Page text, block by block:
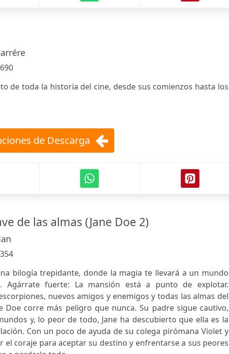
690
de toda la historia del cine, desde sus comienzos hasta los
de Descarga
de las almas (Jane Doe 2)
354
bilogía trepidante, donde la magia te llevará a un mundo
Agárrate fuerte: La mansión está a punto de explotar.
nuevos amigos y enemigos y todas las almas del
Doe corre más peligro que nunca. Su padre sigue cautivo,
y, lo peor de todo, Jane ha descubierto que ella es la
Con un poco de ayuda de su colega pirómana Violet y
el coraje para aceptar su destino y enfrentarse a sus peores